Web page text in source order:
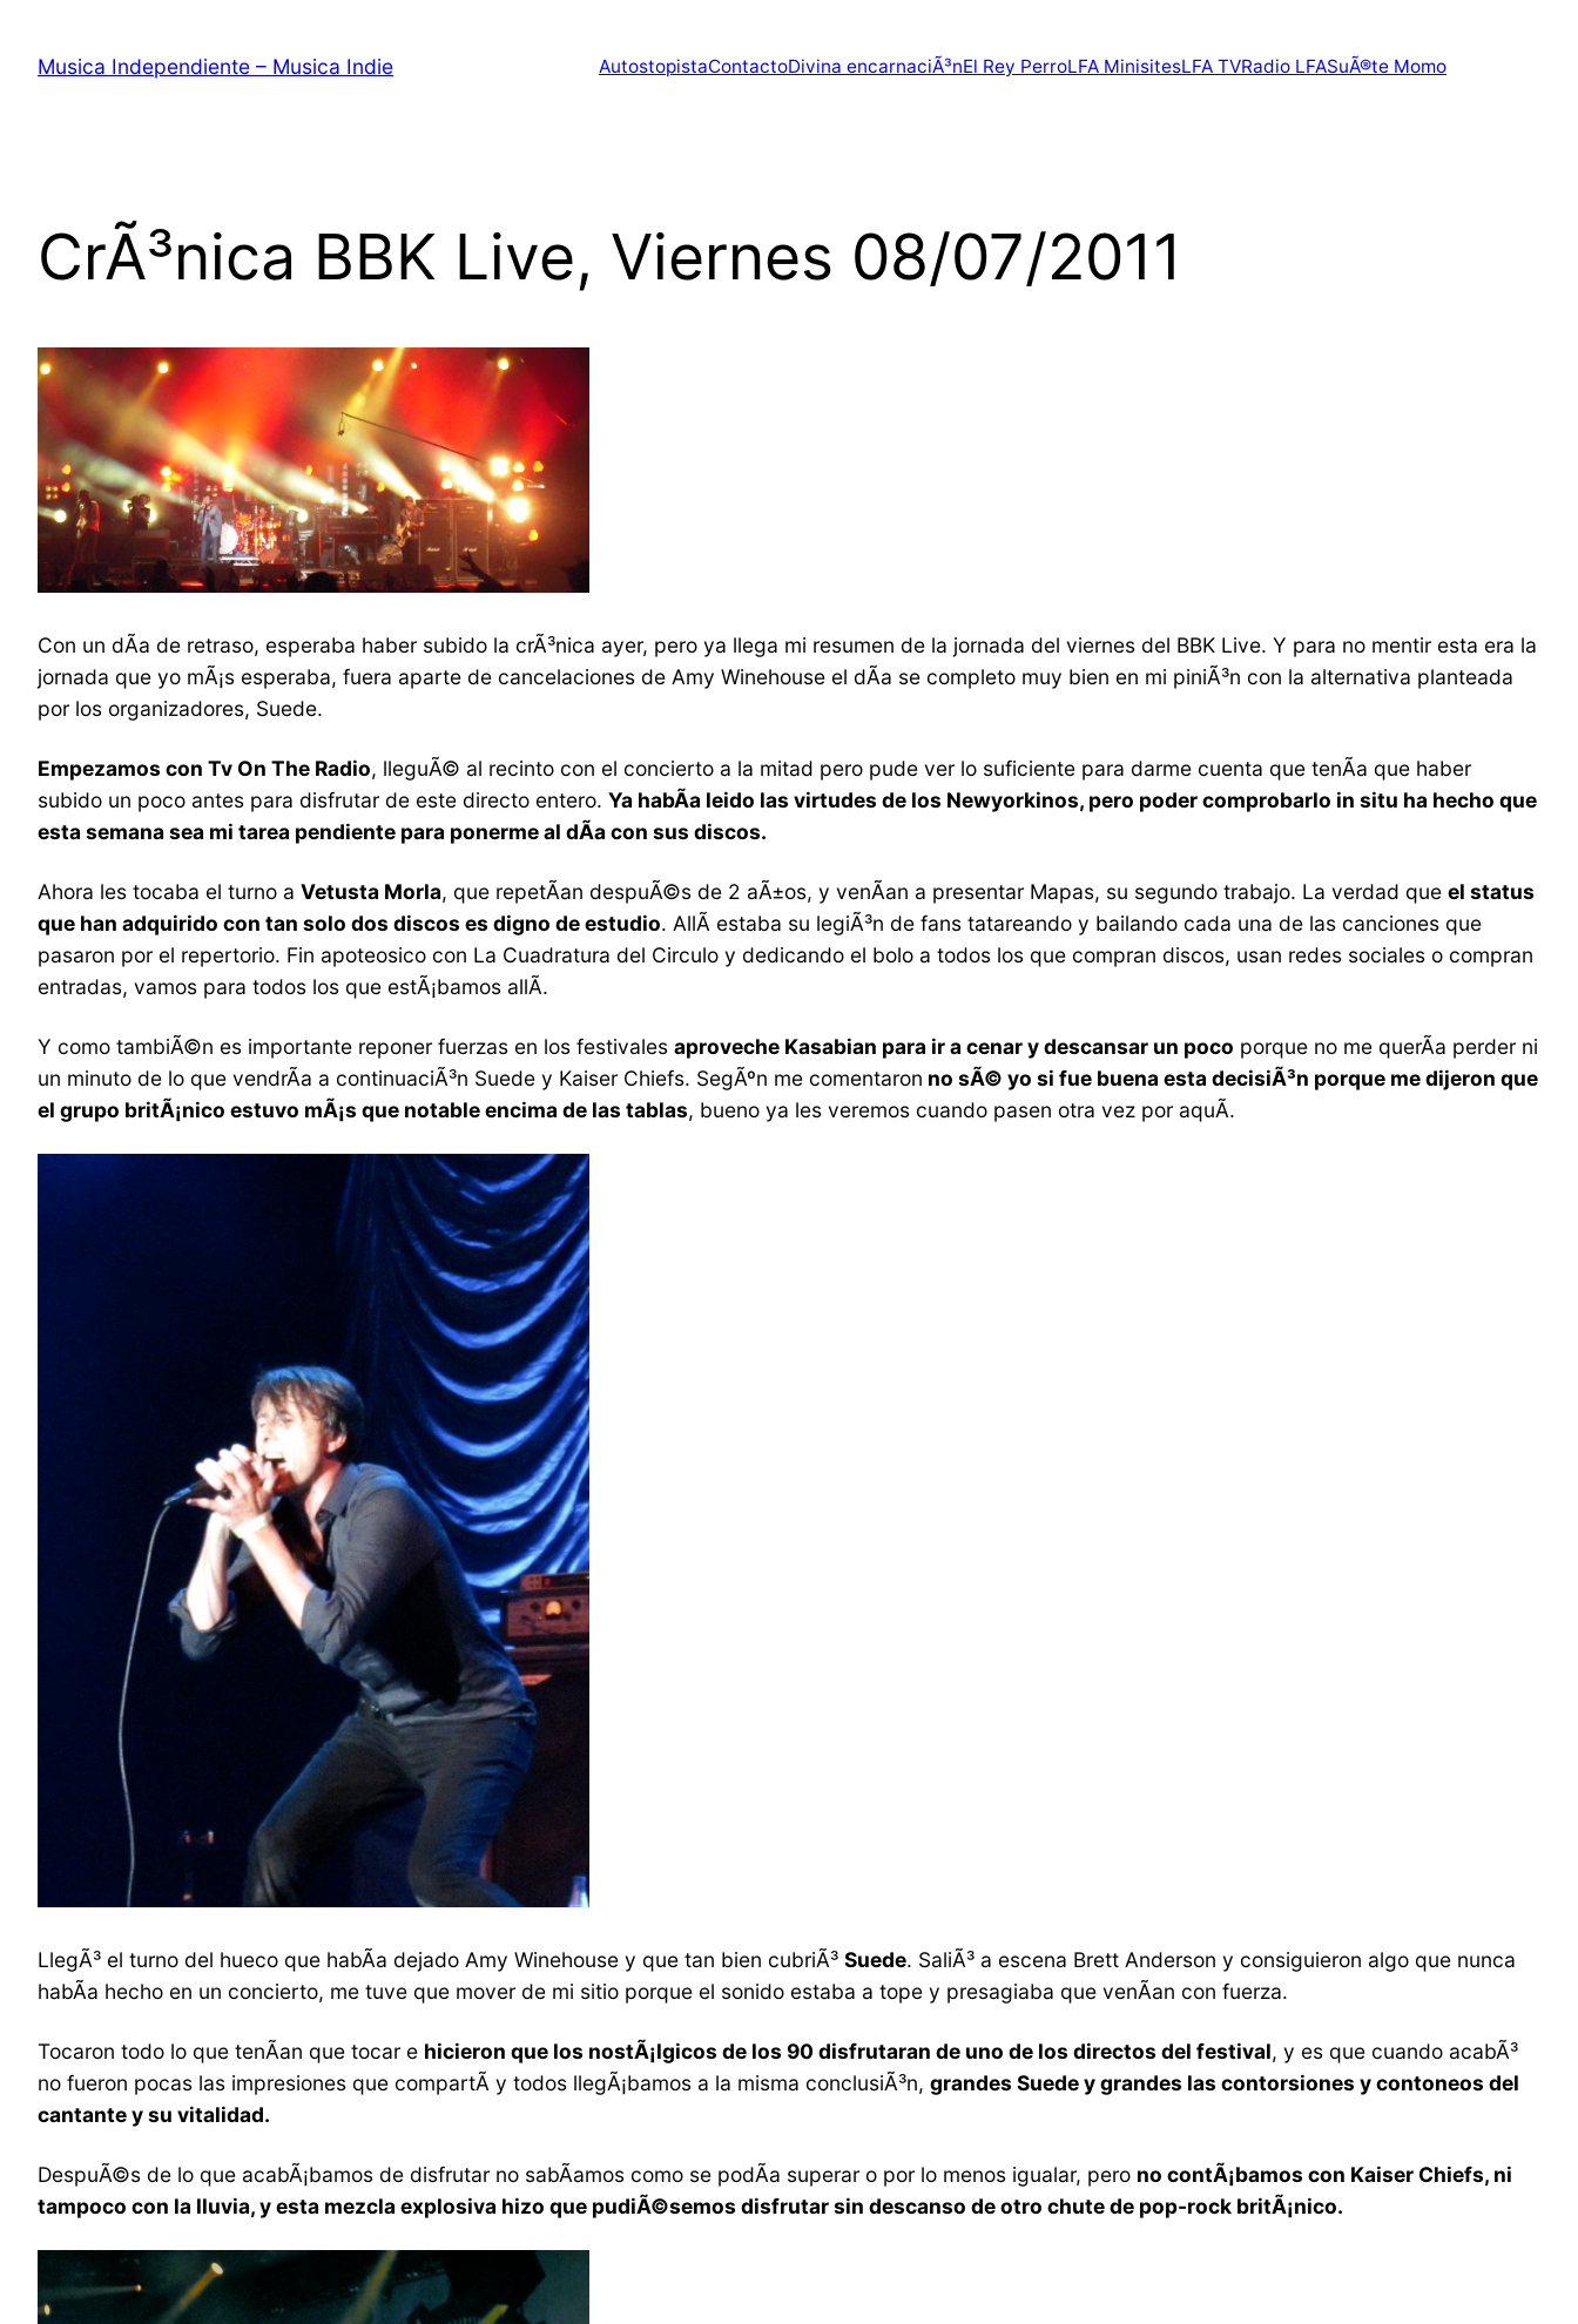
contenido
Musica Independiente – Musica Indie AutostopistaContactoDivina encarnaciÃ³nEl Rey PerroLFA MinisitesLFA TVRadio LFASuÃ®te Momo
CrÃ³nica BBK Live, Viernes 08/07/2011
Con un dÃ­a de retraso, esperaba haber subido la crÃ³nica ayer, pero ya llega mi resumen de la jornada del viernes del BBK Live. Y para no mentir esta era la
jornada que yo mÃ¡s esperaba, fuera aparte de cancelaciones de Amy Winehouse el dÃ­a se completo muy bien en mi piniÃ³n con la alternativa planteada
por los organizadores, Suede.
Empezamos con Tv On The Radio, lleguÃ© al recinto con el concierto a la mitad pero pude ver lo suficiente para darme cuenta que tenÃ­a que haber
subido un poco antes para disfrutar de este directo entero. Ya habÃ­a leido las virtudes de los Newyorkinos, pero poder comprobarlo in situ ha hecho que
esta semana sea mi tarea pendiente para ponerme al dÃ­a con sus discos.
Ahora les tocaba el turno a Vetusta Morla, que repetÃ­an despuÃ©s de 2 aÃ±os, y venÃ­an a presentar Mapas, su segundo trabajo. La verdad que el status
que han adquirido con tan solo dos discos es digno de estudio. AllÃ­ estaba su legiÃ³n de fans tatareando y bailando cada una de las canciones que
pasaron por el repertorio. Fin apoteosico con La Cuadratura del Circulo y dedicando el bolo a todos los que compran discos, usan redes sociales o compran
entradas, vamos para todos los que estÃ¡bamos allÃ­.
Y como tambiÃ©n es importante reponer fuerzas en los festivales aproveche Kasabian para ir a cenar y descansar un poco porque no me querÃ­a perder ni
un minuto de lo que vendrÃ­a a continuaciÃ³n Suede y Kaiser Chiefs. SegÃºn me comentaron no sÃ© yo si fue buena esta decisiÃ³n porque me dijeron que
el grupo britÃ¡nico estuvo mÃ¡s que notable encima de las tablas, bueno ya les veremos cuando pasen otra vez por aquÃ­.
LlegÃ³ el turno del hueco que habÃ­a dejado Amy Winehouse y que tan bien cubriÃ³ Suede. SaliÃ³ a escena Brett Anderson y consiguieron algo que nunca
habÃ­a hecho en un concierto, me tuve que mover de mi sitio porque el sonido estaba a tope y presagiaba que venÃ­an con fuerza.
Tocaron todo lo que tenÃ­an que tocar e hicieron que los nostÃ¡lgicos de los 90 disfrutaran de uno de los directos del festival, y es que cuando acabÃ³
no fueron pocas las impresiones que compartÃ­ y todos llegÃ¡bamos a la misma conclusiÃ³n, grandes Suede y grandes las contorsiones y contoneos del
cantante y su vitalidad.
DespuÃ©s de lo que acabÃ¡bamos de disfrutar no sabÃ­amos como se podÃ­a superar o por lo menos igualar, pero no contÃ¡bamos con Kaiser Chiefs, ni
tampoco con la lluvia, y esta mezcla explosiva hizo que pudiÃ©semos disfrutar sin descanso de otro chute de pop-rock britÃ¡nico.